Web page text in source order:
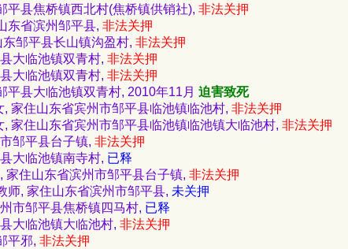
平县焦桥镇西北村(焦桥镇供销社), 非法关押
东省滨州邹平县, 非法关押
邹平县长山镇沟盈村, 非法关押
大临池镇双青村, 非法关押
大临池镇双青村, 非法关押
平县大临池镇双青村, 2010年11月 迫害致死
家住山东省宾州市邹平县临池镇临池村, 非法关押
, 家住山东省宾州市邹平县临池镇临池镇大临池村, 非法关押
邹平县台子镇, 非法关押
大临池镇南寺村, 已释
家住山东省滨州市邹平县台子镇, 非法关押
师, 家住山东省滨州市邹平县, 未关押
市邹平县焦桥镇四马村, 已释
大临池镇大临池村, 非法关押
平邪, 非法关押